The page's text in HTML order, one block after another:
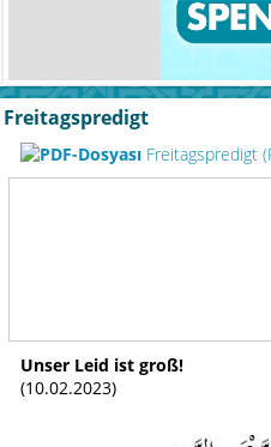
Freitagspredigt
Freitagspredigt
Unser Leid ist groß!
(10.02.2023)